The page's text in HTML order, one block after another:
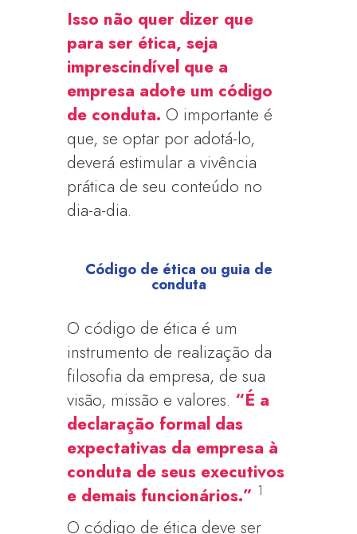
Isso não quer dizer que
para ser ética, seja
imprescindível que a
empresa adote um código
de conduta. O importante é
que, se optar por adotá-lo,
deverá estimular a vivência
prática de seu conteúdo no
dia-a-dia.
Código de ética ou guia de
conduta
O código de ética é um
instrumento de realização da
filosofia da empresa, de sua
visão, missão e valores. “É a
declaração formal das
expectativas da empresa à
conduta de seus executivos
e demais funcionários.” 1
O código de ética deve ser